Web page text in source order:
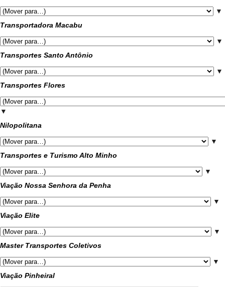
▼
Transportadora Macabu
▼
Transportes Santo Antônio
▼
Transportes Flores
▼
Nilopolitana
▼
Transportes e Turismo Alto Minho
▼
Viação Nossa Senhora da Penha
▼
Viação Elite
▼
Master Transportes Coletivos
▼
Viação Pinheiral